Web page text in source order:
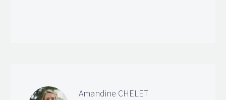
Amandine CHELET